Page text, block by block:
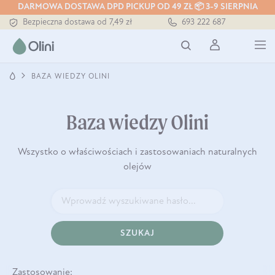
DARMOWA DOSTAWA DPD PICKUP OD 49 ZŁ 📦 3-9 SIERPNIA
Bezpieczna dostawa od 7,49 zł
Darmowa dostawa od 199 zł
Tłoczony zawsze na zimno
693 222 687
BAZA WIEDZY OLINI
Baza wiedzy Olini
Wszystko o właściwościach i zastosowaniach naturalnych
olejów
SZUKAJ
Zastosowanie: